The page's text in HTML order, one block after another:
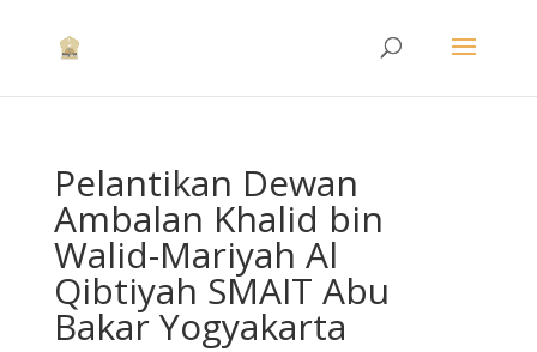
Pelantikan Dewan
Ambalan Khalid bin
Walid-Mariyah Al
Qibtiyah SMAIT Abu
Bakar Yogyakarta